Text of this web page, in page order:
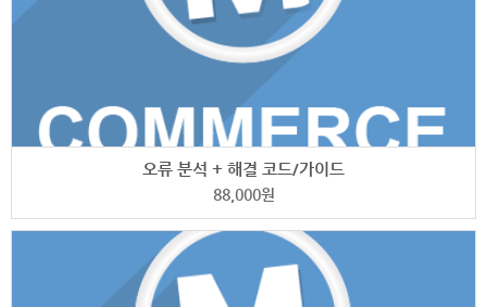
오류 분석 + 해결 코드/가이드
88,000원